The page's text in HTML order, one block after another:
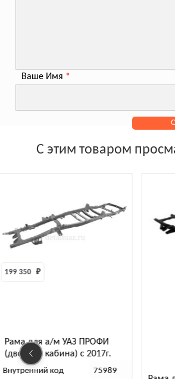
Ваше Имя *
С этим товаром
Рама для а/м УАЗ ПРОФИ
(двойная кабина) с 2017г.
199 350 ₽
код 75989